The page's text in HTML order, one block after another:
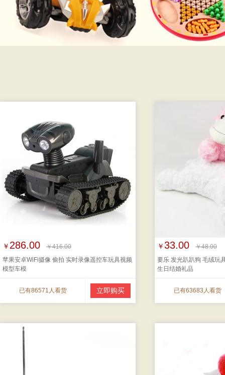
￥ 286.00
￥416.00
苹果安卓WiFi摄像 偷拍 实时录像遥控车玩具视频
模型车模
已有86571人看货 立即购买
￥33.00
￥48.00
要乐 发光趴趴狗 毛绒玩
生日结婚礼品
已有63683人看货